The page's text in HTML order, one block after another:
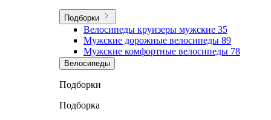
Подборки
Велосипеды круизеры мужские 35
Мужские дорожные велосипеды 89
Мужские комфортные велосипеды 78
Велосипеды
Подборки
Подборка